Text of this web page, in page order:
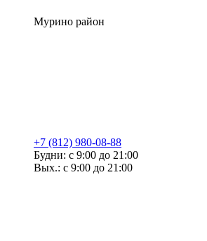
Мурино район
+7 (812) 980-08-88
Будни: с 9:00 до 21:00
Вых.: с 9:00 до 21:00